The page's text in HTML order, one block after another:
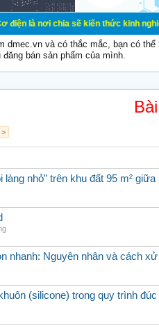
sẽ kiến thức kinh nghiệm
dmec.vn và có thắc mắc, bạn có
đăng bán sản phẩm của mình.
>
làng nhỏ” trên khu đất 95 m²
nhanh: Nguyên nhân và cách
(silicone) trong quy trình